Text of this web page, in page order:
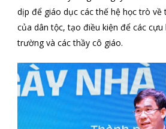
dịp để giáo dục các thế hệ học trò về
của dân tộc, tạo điều kiện để các cựu
trường và các thầy cô giáo.